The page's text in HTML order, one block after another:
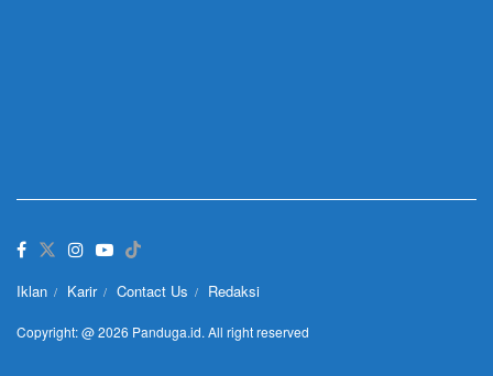
Iklan Karir Contact Us Redaksi
Copyright: @ 2026 Panduga.id. All right reserved